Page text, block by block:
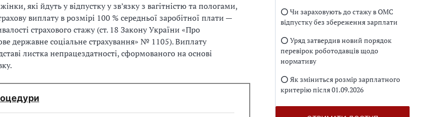
які йдуть у відпустку у зв’язку з вагітністю та пологами,
виплату в розмірі 100 % середньої заробітної плати —
страхового стажу (ст. 18 Закону України «Про
державне соціальне страхування» № 1105). Виплату
листка непрацездатності, сформованого на основі
⭕️ Чи зараховують до стажу в ОМС
відпустку без збереження зарплати
⭕️ Уряд затвердив новий порядок
перевірок роботодавців щодо
нормативу
⭕️ Як зміниться розмір зарплатного
критерію після 01.09.2026